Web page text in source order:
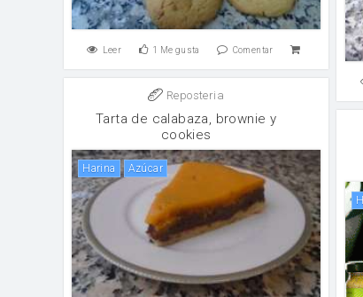
Leer 1 Me gusta Comentar
Reposteria
Tarta de calabaza, brownie y
cookies
harina Azúcar